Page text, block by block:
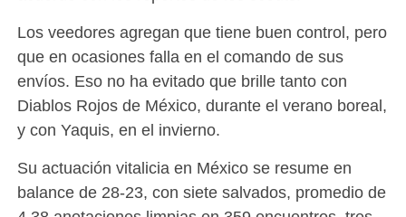
Los veedores agregan que tiene buen control, pero
que en ocasiones falla en el comando de sus
envíos. Eso no ha evitado que brille tanto con
Diablos Rojos de México, durante el verano boreal,
y con Yaquis, en el invierno.
Su actuación vitalicia en México se resume en
balance de 28-23, con siete salvados, promedio de